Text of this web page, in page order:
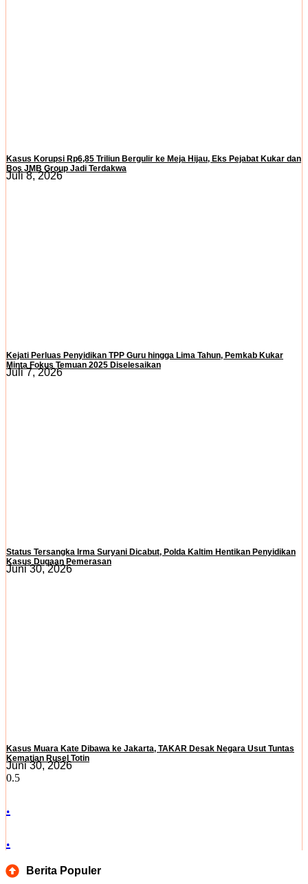
Kasus Korupsi Rp6,85 Triliun Bergulir ke Meja Hijau, Eks Pejabat Kukar dan
Bos JMB Group Jadi Terdakwa
Juli 8, 2026
Kejati Perluas Penyidikan TPP Guru hingga Lima Tahun, Pemkab Kukar
Minta Fokus Temuan 2025 Diselesaikan
Juli 7, 2026
Status Tersangka Irma Suryani Dicabut, Polda Kaltim Hentikan Penyidikan
Kasus Dugaan Pemerasan
Juni 30, 2026
Kasus Muara Kate Dibawa ke Jakarta, TAKAR Desak Negara Usut Tuntas
Kematian Rusel Totin
Juni 30, 2026
.
.
Berita Populer